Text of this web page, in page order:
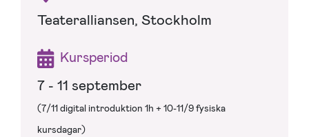
Teateralliansen, Stockholm
Kursperiod
7 - 11 september
(7/11 digital introduktion 1h + 10-11/9 fysiska
kursdagar)